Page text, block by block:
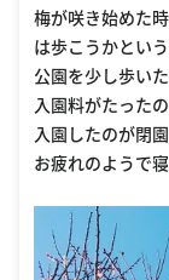
梅が咲き始めた
は歩こうかとい
公園を少し歩い
入園料がたったの
入園したのが閉
お疲れのようで